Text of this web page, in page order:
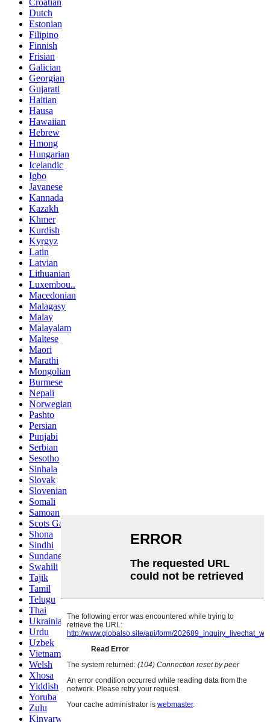
Croatian
Dutch
Estonian
Filipino
Finnish
Frisian
Galician
Georgian
Gujarati
Haitian
Hausa
Hawaiian
Hebrew
Hmong
Hungarian
Icelandic
Igbo
Javanese
Kannada
Kazakh
Khmer
Kurdish
Kyrgyz
Latin
Latvian
Lithuanian
Luxembou..
Macedonian
Malagasy
Malay
Malayalam
Maltese
Maori
Marathi
Mongolian
Burmese
Nepali
Norwegian
Pashto
Persian
Punjabi
Serbian
Sesotho
Sinhala
Slovak
Slovenian
Somali
Samoan
Scots Gaelic
Shona
Sindhi
Sundanese
Swahili
Tajik
Tamil
Telugu
Thai
Ukrainian
Urdu
Uzbek
Vietnamese
Welsh
Xhosa
Yiddish
Yoruba
Zulu
Kinyarwanda